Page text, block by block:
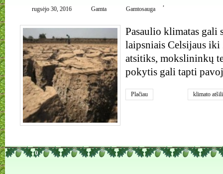
rugsėjo 30, 2016 Gamta
,
Gamtosauga
Pasaulio klimatas gali
laipsniais Celsijaus
atsitiks, mokslininkų
pokytis gali tapti
Plačiau klimato
0